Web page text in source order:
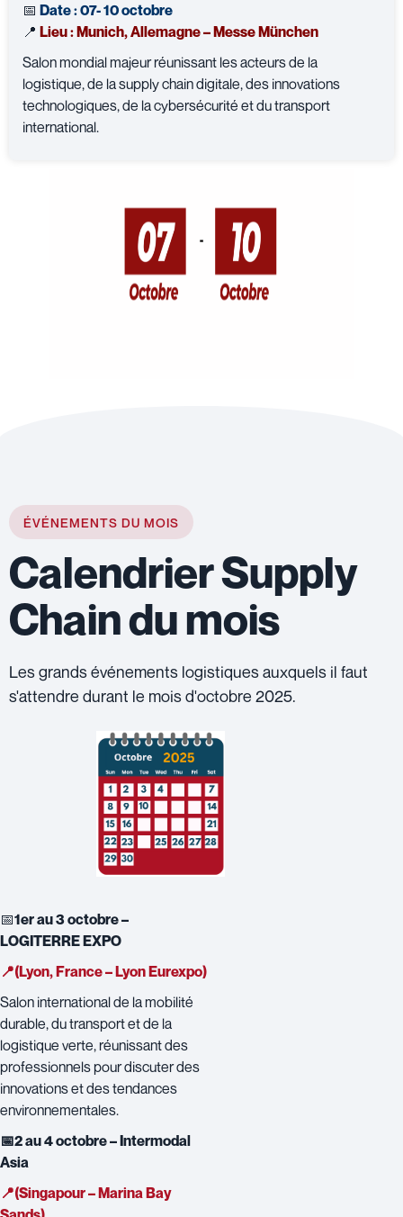
📅 Date :07- 10 octobre
📍 Lieu : Munich, Allemagne – Messe München
Salon mondial majeur réunissant les acteurs de la
logistique, de la supply chain digitale, des innovations
technologiques, de la cybersécurité et du transport
international.
ÉVÉNEMENTS DU MOIS
Calendrier Supply
Chain du mois
Les grands événements logistiques auxquels il faut
s'attendre durant le mois d'octobre 2025.
📅1er au 3 octobre –
LOGITERRE EXPO
📍(Lyon, France – Lyon Eurexpo)
Salon international de la mobilité
durable, du transport et de la
logistique verte, réunissant des
professionnels pour discuter des
innovations et des tendances
environnementales.
📅2 au 4 octobre – Intermodal
Asia
📍(Singapour – Marina Bay